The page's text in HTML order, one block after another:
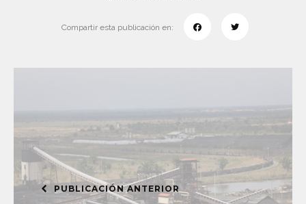
Compartir esta publicación en:
PUBLICACIÓN ANTERIOR